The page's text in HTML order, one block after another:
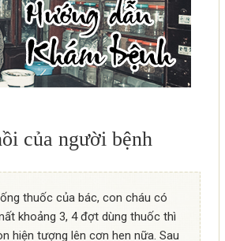
của người bệnh
thuốc của bác, con cháu có
khoảng 3, 4 đợt dùng thuốc thì
hiện tượng lên cơn hen nữa. Sau